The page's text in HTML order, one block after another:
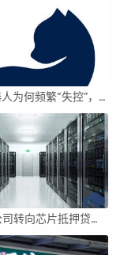
AI聊天机器人为何频繁“失控”，背后原因及解决方案解析
海外科技公司转向芯片抵押贷款，AI投资热潮涌动